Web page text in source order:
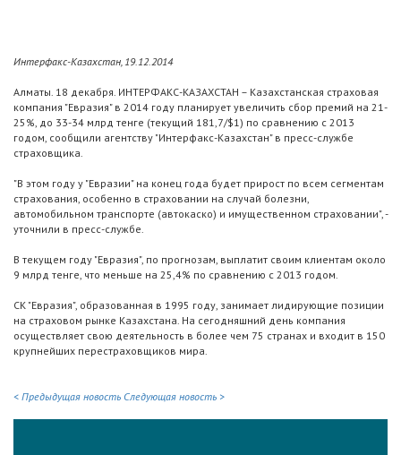
Интерфакс-Казахстан, 19.12.2014
Алматы. 18 декабря. ИНТЕРФАКС-КАЗАХСТАН – Казахстанская страховая
компания "Евразия" в 2014 году планирует увеличить сбор премий на 21-
25%, до 33-34 млрд тенге (текущий 181,7/$1) по сравнению с 2013
годом, сообщили агентству "Интерфакс-Казахстан" в пресс-службе
страховщика.
"В этом году у "Евразии" на конец года будет прирост по всем сегментам
страхования, особенно в страховании на случай болезни,
автомобильном транспорте (автокаско) и имущественном страховании", -
уточнили в пресс-службе.
В текущем году "Евразия", по прогнозам, выплатит своим клиентам около
9 млрд тенге, что меньше на 25,4% по сравнению с 2013 годом.
СК "Евразия", образованная в 1995 году, занимает лидирующие позиции
на страховом рынке Казахстана. На сегодняшний день компания
осуществляет свою деятельность в более чем 75 странах и входит в 150
крупнейших перестраховщиков мира.
< Предыдущая новость Следующая новость >